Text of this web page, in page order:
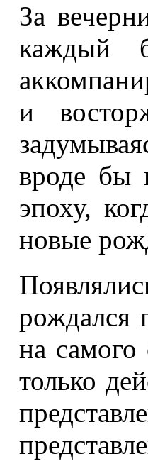
За
каждый
и
вроде бы
эпоху,
новые
рождался
на
только